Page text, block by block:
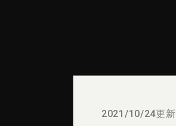
2021/10/24更新